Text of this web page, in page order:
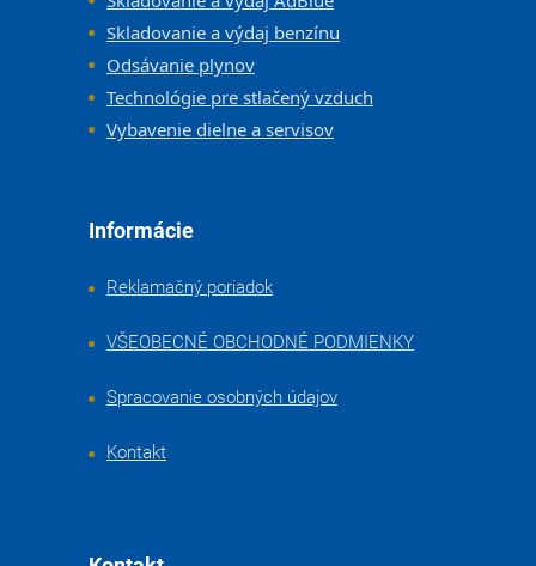
Skladovanie a výdaj benzínu
Odsávanie plynov
Technológie pre stlačený vzduch
Vybavenie dielne a servisov
Informácie
Reklamačný poriadok
VŠEOBECNÉ OBCHODNÉ PODMIENKY
Spracovanie osobných údajov
Kontakt